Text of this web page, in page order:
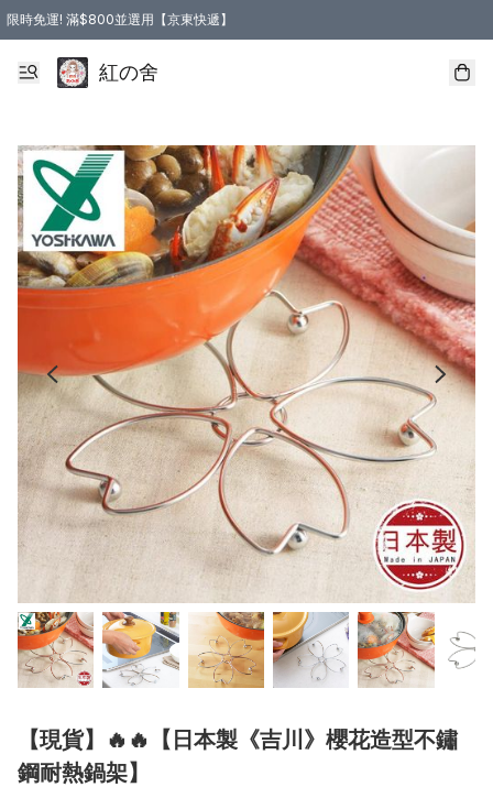
限時免運! 滿$800並選用【京東快遞】
紅の舍
【現貨】🔥🔥【日本製《吉川》櫻花造型不鏽
鋼耐熱鍋架】